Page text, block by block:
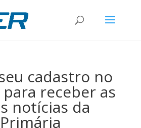
cadastro no
receber as
notícias da